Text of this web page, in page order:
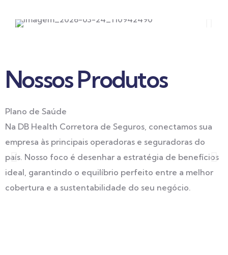
Nossos Produtos
Plano de Saúde
Na DB Health Corretora de Seguros, conectamos sua
empresa às principais operadoras e seguradoras do
país. Nosso foco é desenhar a estratégia de benefícios
ideal, garantindo o equilíbrio perfeito entre a melhor
cobertura e a sustentabilidade do seu negócio.